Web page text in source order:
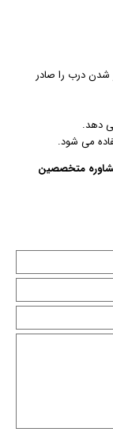
شدن درب را صادر
دهد.
می شود.
متخصصین